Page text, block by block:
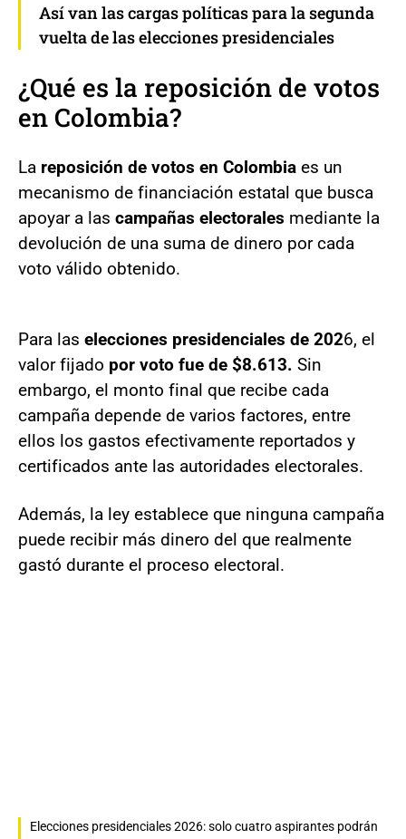
Así van las cargas políticas para la segunda
vuelta de las elecciones presidenciales
¿Qué es la reposición de votos
en Colombia?
La reposición de votos en Colombia es un
mecanismo de financiación estatal que busca
apoyar a las campañas electorales mediante la
devolución de una suma de dinero por cada
voto válido obtenido.
Para las elecciones presidenciales de 2026, el
valor fijado por voto fue de $8.613. Sin
embargo, el monto final que recibe cada
campaña depende de varios factores, entre
ellos los gastos efectivamente reportados y
certificados ante las autoridades electorales.
Además, la ley establece que ninguna campaña
puede recibir más dinero del que realmente
gastó durante el proceso electoral.
Elecciones presidenciales 2026: solo cuatro aspirantes podrán